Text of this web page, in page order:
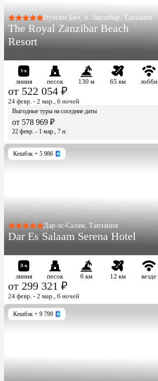
Нунгви Бич, о. Занзибар, Танзания
The Royal Zanzibar Beach
Resort
линия песок 130 м 65 км лобби
от 522 054 ₽
24 февр. - 2 мар., 6 ночей
Выгодные туры на соседние даты
от 578 969 ₽
22 февр. - 1 мар., 7 н.
Кешбэк + 5 986
Дар-эс-Салам, Танзания
Dar Es Salaam Serena Hotel
линия песок 6 км 12 км везде
от 299 321 ₽
24 февр. - 2 мар., 6 ночей
Кешбэк + 9 799